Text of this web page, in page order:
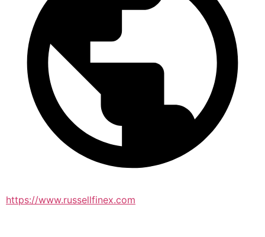
https://www.russellfinex.com